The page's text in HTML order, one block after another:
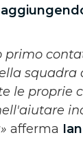
squadra
le proprie
afferma